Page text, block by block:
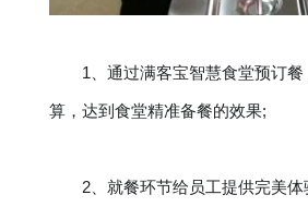
1、通过满客宝智慧食堂预订餐
算，达到食堂精准备餐的效果;
2、就餐环节给员工提供完美体